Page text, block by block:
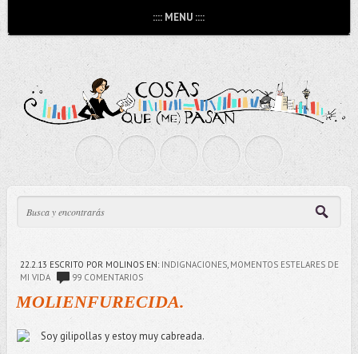
:::: MENU ::::
22.2.13 ESCRITO POR MOLINOS EN: INDIGNACIONES, MOMENTOS ESTELARES DE
MI VIDA
99 COMENTARIOS
MOLIENFURECIDA.
Soy gilipollas y estoy muy cabreada.